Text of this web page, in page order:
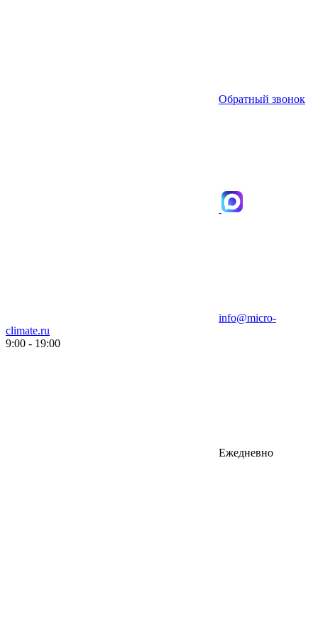
Обратный звонок
info@micro-
climate.ru
9:00 - 19:00
Ежедневно